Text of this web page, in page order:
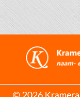
© 2026